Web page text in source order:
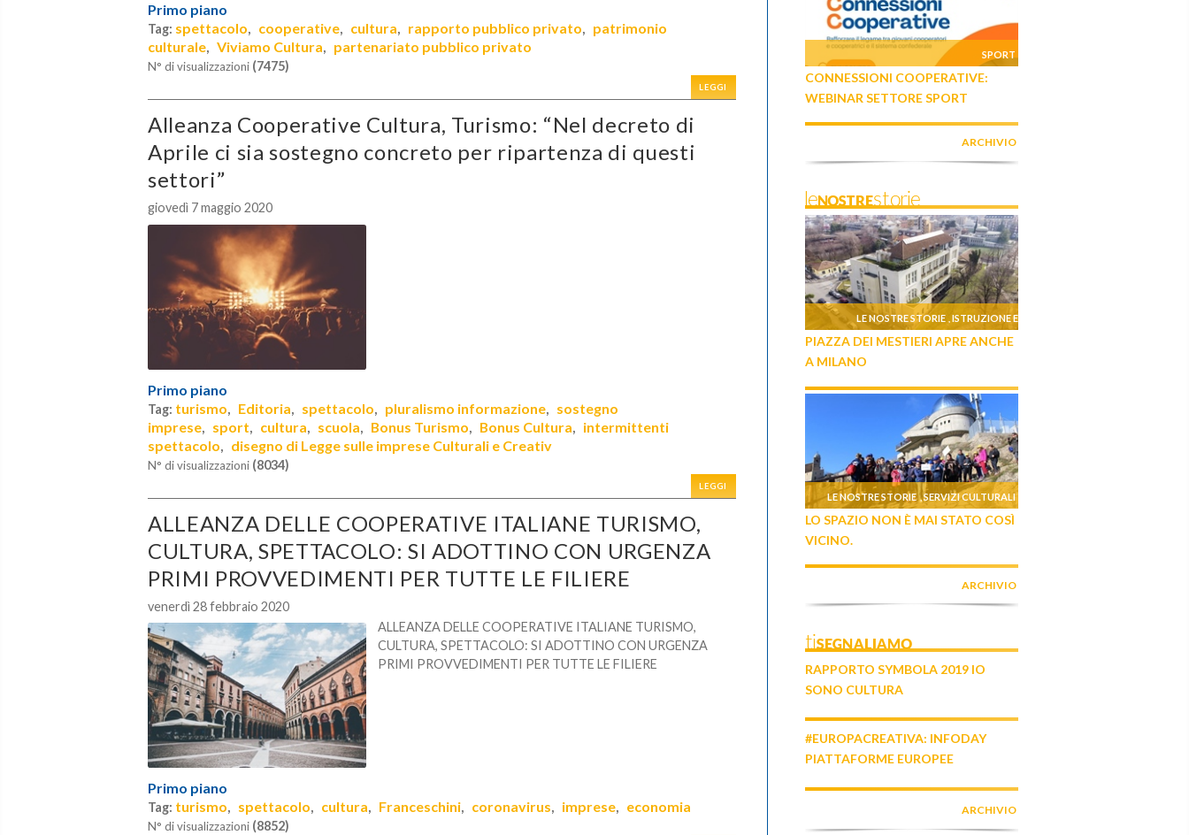
Primo piano
Tag: spettacolo, cooperative, cultura, rapporto pubblico privato, patrimonio
culturale,Viviamo Cultura, partenariato pubblico privato
N° di visualizzazioni (7475)
LEGGI
Alleanza Cooperative Cultura, Turismo: “Nel decreto di
Aprile ci sia sostegno concreto per ripartenza di questi
settori”
giovedì 7 maggio 2020
Primo piano
Tag: turismo, Editoria, spettacolo, pluralismo informazione, sostegno
imprese, sport, cultura, scuola, Bonus Turismo, Bonus Cultura, intermittenti
spettacolo, disegno di Legge sulle imprese Culturali e Creativ
N° di visualizzazioni (8034)
LEGGI
ALLEANZA DELLE COOPERATIVE ITALIANE TURISMO,
CULTURA, SPETTACOLO: SI ADOTTINO CON URGENZA
PRIMI PROVVEDIMENTI PER TUTTE LE FILIERE
venerdì 28 febbraio 2020
ALLEANZA DELLE COOPERATIVE ITALIANE TURISMO,
CULTURA, SPETTACOLO: SI ADOTTINO CON URGENZA
PRIMI PROVVEDIMENTI PER TUTTE LE FILIERE
Primo piano
Tag: turismo, spettacolo, cultura, Franceschini, coronavirus, imprese, economia
N° di visualizzazioni (8852)
SPORT
CONNESSIONI COOPERATIVE:
WEBINAR SETTORE SPORT
ARCHIVIO
leNOSTREstorie
LE NOSTRE STORIE ISTRUZIONE E
FORMAZIONE
PIAZZA DEI MESTIERI APRE ANCHE
A MILANO
LE NOSTRE STORIE ,SERVIZI CULTURALI
LO SPAZIO NON È MAI STATO COSÌ
VICINO.
ARCHIVIO
tiSEGNALIAMO
RAPPORTO SYMBOLA 2019 IO
SONO CULTURA
#EUROPACREATIVA: INFODAY
PIATTAFORME EUROPEE
ARCHIVIO